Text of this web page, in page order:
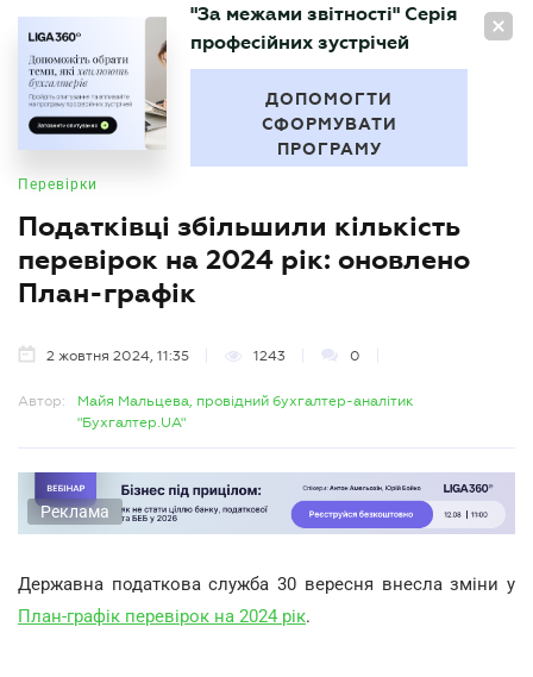
UA
БУХГАЛТЕР
"За межами звітності" Серія
професійних зустрічей
ДОПОМОГТИ
СФОРМУВАТИ
ПРОГРАМУ
Перевірки
Податківці збільшили кількість
перевірок на 2024 рік: оновлено
План-графік
2 жовтня 2024, 11:35 1243 0
Автор:
Майя Мальцева, провідний бухгалтер-аналітик
"Бухгалтер.UA"
Реклама
Державна податкова служба 30 вересня внесла зміни у
План-графік перевірок на 2024 рік.